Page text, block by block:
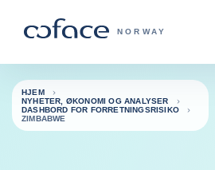
COFACE FOR
NORWAY
Tilbake til hjemmesiden
HJEM
NYHETER, ØKONOMI OG ANALYSER
DASHBORD FOR FORRETNINGSRISIKO
ZIMBABWE